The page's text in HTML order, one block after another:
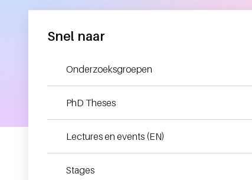
Snel naar
Onderzoeksgroepen
PhD Theses
Lectures en events (EN)
Stages